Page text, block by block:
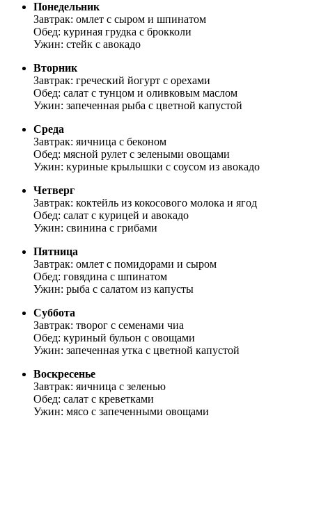
Понедельник
Завтрак: омлет с сыром и шпинатом
Обед: куриная грудка с брокколи
Ужин: стейк с авокадо
Вторник
Завтрак: греческий йогурт с орехами
Обед: салат с тунцом и оливковым маслом
Ужин: запеченная рыба с цветной капустой
Среда
Завтрак: яичница с беконом
Обед: мясной рулет с зелеными овощами
Ужин: куриные крылышки с соусом из авокадо
Четверг
Завтрак: коктейль из кокосового молока и ягод
Обед: салат с курицей и авокадо
Ужин: свинина с грибами
Пятница
Завтрак: омлет с помидорами и сыром
Обед: говядина с шпинатом
Ужин: рыба с салатом из капусты
Суббота
Завтрак: творог с семенами чиа
Обед: куриный бульон с овощами
Ужин: запеченная утка с цветной капустой
Воскресенье
Завтрак: яичница с зеленью
Обед: салат с креветками
Ужин: мясо с запеченными овощами